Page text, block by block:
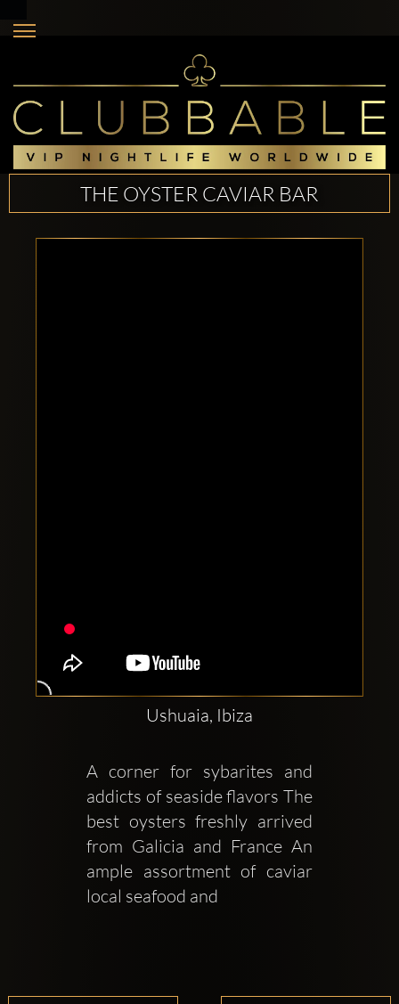
THE OYSTER CAVIAR BAR
Ushuaia, Ibiza
A corner for sybarites and
addicts of seaside flavors The
best oysters freshly arrived
from Galicia and France An
ample assortment of caviar
local seafood and